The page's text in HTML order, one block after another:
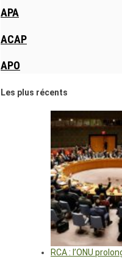
APA
ACAP
APO
Les plus récents
RCA : l’ONU